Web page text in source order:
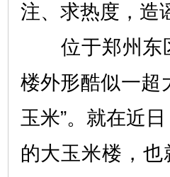
注、求热度，造
位于郑州东区
楼外形酷似一超
玉米”。就在近
的大玉米楼，